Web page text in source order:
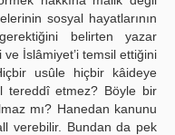
sosyal hayatlarının
belirten yazar
İslâmiyet’i temsil ettiğini
usûle hiçbir kâideye
tereddî etmez? Böyle bir
mı? Hanedan kanunu
verebilir. Bundan da pek